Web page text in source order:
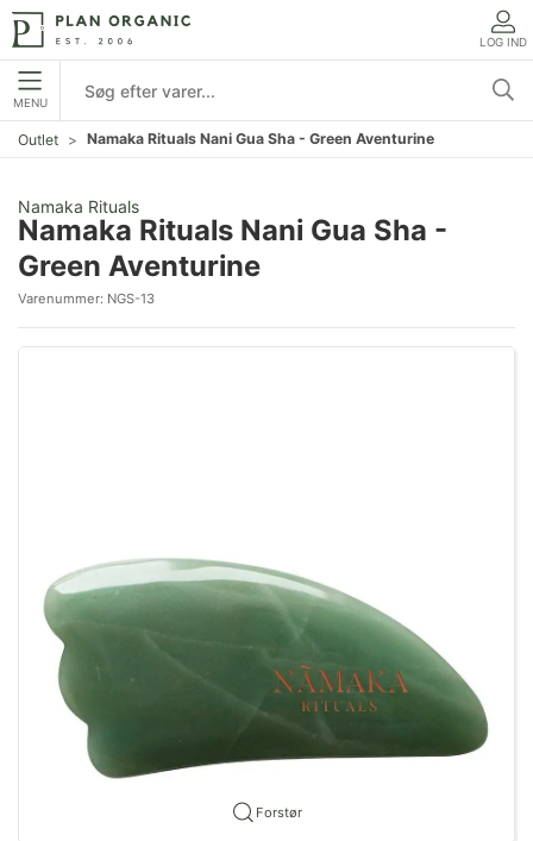
LOG IND
MENU
Outlet Namaka Rituals Nani Gua Sha - Green Aventurine
Namaka Rituals
Namaka Rituals Nani Gua Sha -
Green Aventurine
Varenummer: NGS-13
Forstør